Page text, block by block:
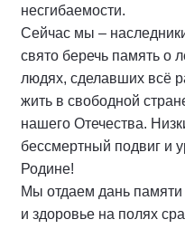
несгибаемости.
Сейчас мы –
свято беречь память о
людях, сделавших всё
жить в свободной
нашего Отечества.
бессмертный подвиг и
Родине!
Мы отдаем дань памяти
и здоровье на полях